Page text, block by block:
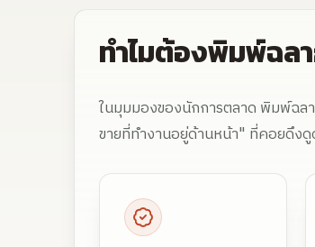
ทำไมต้องพิมพ์ฉล
ในมุมมองของนักการตลาด พิมพ์ฉ
ขายที่ทำงานอยู่ด้านหน้า" ที่คอยดึงดู